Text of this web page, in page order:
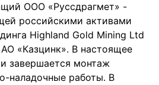
ООО «Руссдрагмет» -
российскими активами
Highland Gold Mining Ltd
«Казцинк». В настоящее
завершается монтаж
наладочные работы. В